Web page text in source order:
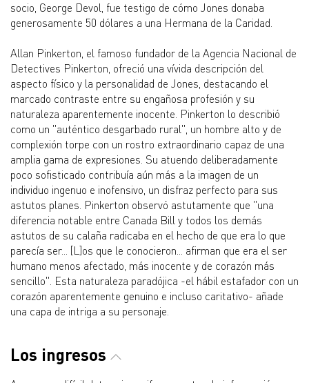
socio, George Devol, fue testigo de cómo Jones donaba
generosamente 50 dólares a una Hermana de la Caridad.
Allan Pinkerton, el famoso fundador de la Agencia Nacional de
Detectives Pinkerton, ofreció una vívida descripción del
aspecto físico y la personalidad de Jones, destacando el
marcado contraste entre su engañosa profesión y su
naturaleza aparentemente inocente. Pinkerton lo describió
como un "auténtico desgarbado rural", un hombre alto y de
complexión torpe con un rostro extraordinario capaz de una
amplia gama de expresiones. Su atuendo deliberadamente
poco sofisticado contribuía aún más a la imagen de un
individuo ingenuo e inofensivo, un disfraz perfecto para sus
astutos planes. Pinkerton observó astutamente que "una
diferencia notable entre Canada Bill y todos los demás
astutos de su calaña radicaba en el hecho de que era lo que
parecía ser... [L]os que le conocieron... afirman que era el ser
humano menos afectado, más inocente y de corazón más
sencillo". Esta naturaleza paradójica -el hábil estafador con un
corazón aparentemente genuino e incluso caritativo- añade
una capa de intriga a su personaje.
Los ingresos